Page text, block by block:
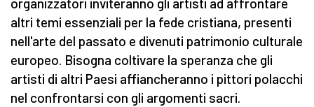
organizzatori inviteranno gli artisti ad affrontare
altri temi essenziali per la fede cristiana, presenti
nell'arte del passato e divenuti patrimonio culturale
europeo. Bisogna coltivare la speranza che gli
artisti di altri Paesi affiancheranno i pittori polacchi
nel confrontarsi con gli argomenti sacri.